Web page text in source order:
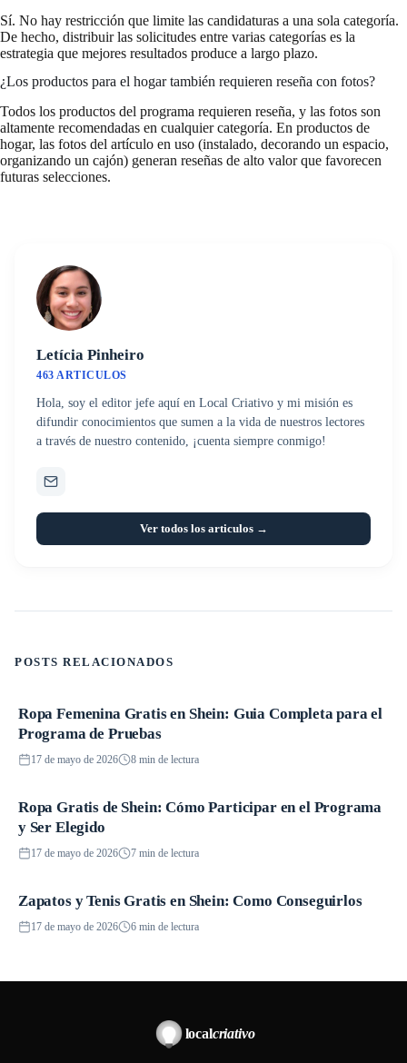
Sí. No hay restricción que limite las candidaturas a una sola categoría.
De hecho, distribuir las solicitudes entre varias categorías es la
estrategia que mejores resultados produce a largo plazo.
¿Los productos para el hogar también requieren reseña con fotos?
Todos los productos del programa requieren reseña, y las fotos son
altamente recomendadas en cualquier categoría. En productos de
hogar, las fotos del artículo en uso (instalado, decorando un espacio,
organizando un cajón) generan reseñas de alto valor que favorecen
futuras selecciones.
Letícia Pinheiro
463 ARTICULOS
Hola, soy el editor jefe aquí en Local Criativo y mi misión es
difundir conocimientos que sumen a la vida de nuestros lectores
a través de nuestro contenido, ¡cuenta siempre conmigo!
Ver todos los articulos →
POSTS RELACIONADOS
Promociones
Ropa Femenina Gratis en Shein: Guia Completa para el
Programa de Pruebas
17 de mayo de 2026 8 min de lectura
Promociones
Ropa Gratis de Shein: Cómo Participar en el Programa
y Ser Elegido
17 de mayo de 2026 7 min de lectura
Promociones
Zapatos y Tenis Gratis en Shein: Como Conseguirlos
17 de mayo de 2026 6 min de lectura
localcriativo